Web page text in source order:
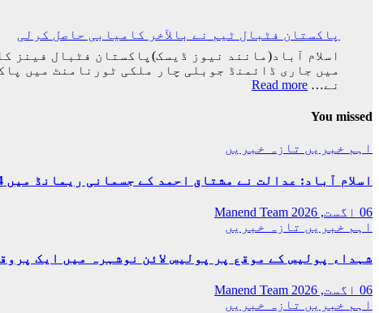
پاکستان فٹبال ٹیم نے بالآخر کامیابی حاصل کرلی
نے… Read more
:
بالآخر
حاصل
You missed
اہم خبریں تازہ خبریں
اسلام آباد: عدالت نے مشتاق احمد کے جسمانی ریمانڈ میں 4 روز کی توسیع کردی
06 اگست, 2026
Manend Team
اہم خبریں تازہ خبریں
شہداء پولیس کے موقع پر پولیس لائن نوشہرہ میں ایک
06 اگست, 2026
Manend Team
اہم خبریں تازہ خبریں